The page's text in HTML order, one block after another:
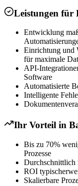
Leistungen für
Entwicklung
Einrichtung und
für maximale
API-
Software
Automatisierte
Intelligente
Ihr Vorteil in
Bis zu 70%
Prozesse
Durchschnittlich
ROI
Skalierbare